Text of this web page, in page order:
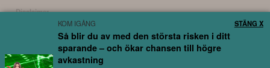
Disclaimer
Börskollen Sverige AB ("Börskollen") är inte finansiella rådgivare, står inte under
finansinspektionens tillsyn och ger inga råd till dig. Detta innebär att
investeringsbeslut baserade på information som direkt eller indirekt härrörande
från Börskollen eller personer med koppling till Börskollen, alltid fattas
KOM IGÅNG
Så blir du av med den största risken i ditt
sparande – och ökar chansen till högre
avkastning
STÄNG X